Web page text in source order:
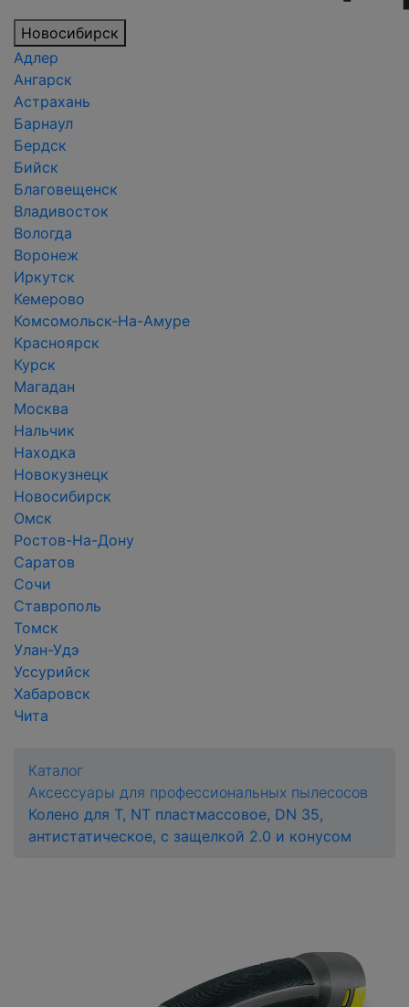
Новосибирск
Адлер
Ангарск
Астрахань
Барнаул
Бердск
Бийск
Благовещенск
Владивосток
Вологда
Воронеж
Иркутск
Кемерово
Комсомольск-На-Амуре
Красноярск
Курск
Магадан
Москва
Нальчик
Находка
Новокузнецк
Новосибирск
Омск
Ростов-На-Дону
Саратов
Сочи
Ставрополь
Томск
Улан-Удэ
Уссурийск
Хабаровск
Чита
Каталог
Аксессуары для профессиональных пылесосов
Колено для T, NT пластмассовое, DN 35,
антистатическое, с защелкой 2.0 и конусом